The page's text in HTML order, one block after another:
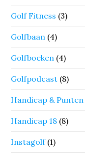
Golf Fitness (3)
Golfbaan (4)
Golfboeken (4)
Golfpodcast (8)
Handicap & Punten
Handicap 18 (8)
Instagolf(1)